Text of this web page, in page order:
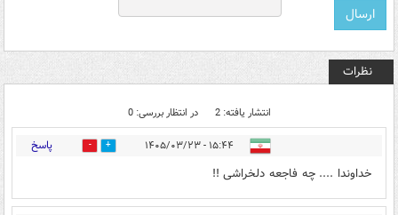
نظرات
انتشار یافته: 2 در انتظار بررسی: 0
۱۵:۴۴ - ۱۴۰۵/۰۳/۲۳ 0 پاسخ
خداوندا .... چه فاجعه دلخراشی !!